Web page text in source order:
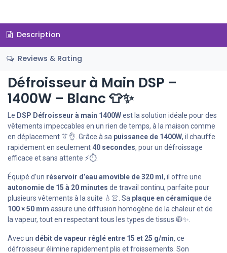
Description
Reviews & Rating
Défroisseur à Main DSP –
1400W – Blanc 👕✨
Le DSP Défroisseur à main 1400West la solution idéale pour des
vêtements impeccables en un rien de temps, à la maison comme
en déplacement 👔👌. Grâce à sa puissance de 1400W, il chauffe
rapidement en seulement 40 secondes, pour un défroissage
efficace et sans attente ⚡⏱️.
Équipé d’un réservoir d’eau amovible de 320 ml , il offre une
autonomie de 15 à 20 minutes de travail continu, parfaite pour
plusieurs vêtements à la suite 💧👚. Sa plaque en céramiquede
100 × 50 mm assure une diffusion homogène de la chaleur et de
la vapeur, tout en respectant tous les types de tissus 🧥✨.
Avec un débit de vapeur réglé entre 15 et 25 g/min, ce
défroisseur élimine rapidement plis et froissements. Son